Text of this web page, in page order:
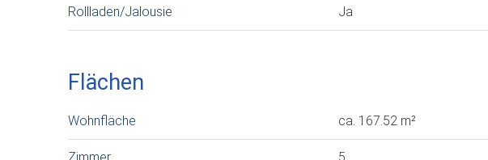
Rollladen/Jalousie Ja
Flächen
Wohnfläche ca. 167.52 m²
Zimmer 5